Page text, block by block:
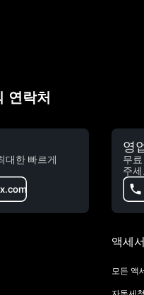
연락처
대한 빠르게
영
무
주
액세
모든 액